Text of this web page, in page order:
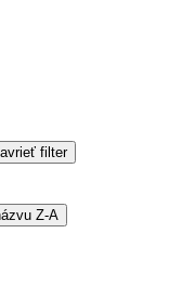
filter
Z-A